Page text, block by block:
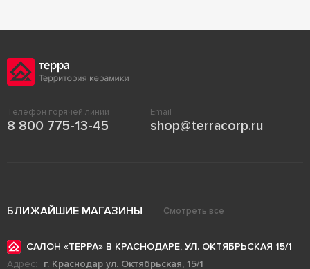
Телефон горячей линии
8 800 775-13-45
Email
shop@terracorp.ru
БЛИЖАЙШИЕ МАГАЗИНЫ Смотреть все
САЛОН «ТЕРРА» В КРАСНОДАРЕ, УЛ. ОКТЯБРЬСКАЯ 15/1
Адрес:
г. Краснодар ул. Октябрьская, 15/1